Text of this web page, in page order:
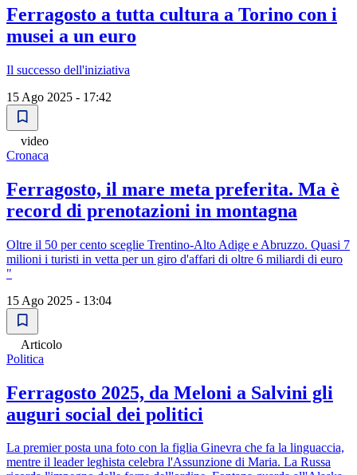
Ferragosto a tutta cultura a Torino con i
musei a un euro
Il successo dell'iniziativa
15 Ago 2025 - 17:42
video
Cronaca
Ferragosto, il mare meta preferita. Ma è
record di prenotazioni in montagna
Oltre il 50 per cento sceglie Trentino-Alto Adige e Abruzzo. Quasi 7
milioni i turisti in vetta per un giro d'affari di oltre 6 miliardi di euro
"
15 Ago 2025 - 13:04
Articolo
Politica
Ferragosto 2025, da Meloni a Salvini gli
auguri social dei politici
La premier posta una foto con la figlia Ginevra che fa la linguaccia,
mentre il leader leghista celebra l'Assunzione di Maria. La Russa